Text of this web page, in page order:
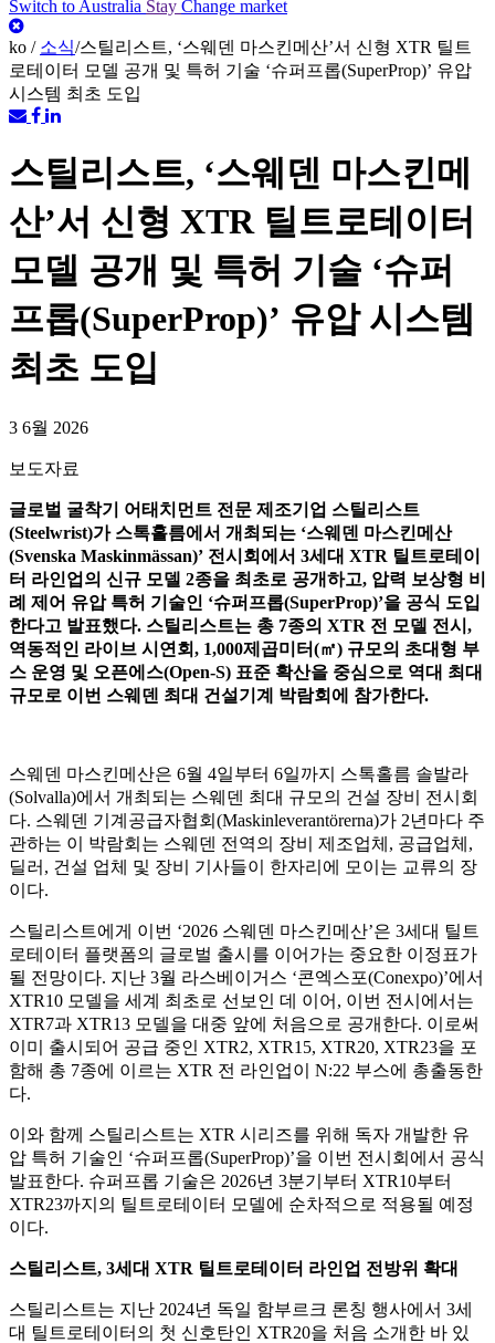
Switch to Australia Stay Change market
ko / 소식/스틸리스트, ‘스웨덴 마스킨메산’서 신형 XTR 틸트
로테이터 모델 공개 및 특허 기술 ‘슈퍼프롭(SuperProp)’ 유압
시스템 최초 도입
스틸리스트, ‘스웨덴 마스킨메
산’서 신형 XTR 틸트로테이터
모델 공개 및 특허 기술 ‘슈퍼
프롭(SuperProp)’ 유압 시스템
최초 도입
3 6월 2026
보도자료
글로벌 굴착기 어태치먼트 전문 제조기업 스틸리스트
(Steelwrist)가 스톡홀름에서 개최되는 ‘스웨덴 마스킨메산
(Svenska Maskinmässan)’ 전시회에서 3세대 XTR 틸트로테이
터 라인업의 신규 모델 2종을 최초로 공개하고, 압력 보상형 비
례 제어 유압 특허 기술인 ‘슈퍼프롭(SuperProp)’을 공식 도입
한다고 발표했다. 스틸리스트는 총 7종의 XTR 전 모델 전시 ,
역동적인 라이브 시연회, 1,000제곱미터(㎡) 규모의 초대형 부
스 운영 및 오픈에스(Open-S) 표준 확산을 중심으로 역대 최대
규모로 이번 스웨덴 최대 건설기계 박람회에 참가한다.
스웨덴 마스킨메산은 6월 4일부터 6일까지 스톡홀름 솔발라
(Solvalla)에서 개최되는 스웨덴 최대 규모의 건설 장비 전시회
다. 스웨덴 기계공급자협회 (Maskinleverantörerna)가 2년마다 주
관하는 이 박람회는 스웨덴 전역의 장비 제조업체 , 공급업체 ,
딜러 , 건설 업체 및 장비 기사들이 한자리에 모이는 교류의 장
이다.
스틸리스트에게 이번 ‘2026 스웨덴 마스킨메산’은 3세대 틸트
로테이터 플랫폼의 글로벌 출시를 이어가는 중요한 이정표가
될 전망이다. 지난 3월 라스베이거스 ‘콘엑스포(Conexpo)’에서
XTR10 모델을 세계 최초로 선보인 데 이어 , 이번 전시에서는
XTR7과 XTR13 모델을 대중 앞에 처음으로 공개한다. 이로써
이미 출시되어 공급 중인 XTR2, XTR15, XTR20, XTR23을 포
함해 총 7종에 이르는 XTR 전 라인업이 N:22 부스에 총출동한
다.
이와 함께 스틸리스트는 XTR 시리즈를 위해 독자 개발한 유
압 특허 기술인 ‘슈퍼프롭(SuperProp)’을 이번 전시회에서 공식
발표한다. 슈퍼프롭 기술은 2026년 3분기부터 XTR10부터
XTR23까지의 틸트로테이터 모델에 순차적으로 적용될 예정
이다.
스틸리스트, 3세대 XTR 틸트로테이터 라인업 전방위 확대
스틸리스트는 지난 2024년 독일 함부르크 론칭 행사에서 3세
대 틸트로테이터의 첫 신호탄인 XTR20을 처음 소개한 바 있